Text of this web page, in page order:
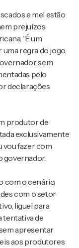
e mel estão
prejuízos
“É um
uma regra do jogo,
sem
pelo
declarações
produtor de
exclusivamente
vou fazer com
governador.
com o cenário,
com o setor
liguei para
tentativa de
apresentar
aos produtores